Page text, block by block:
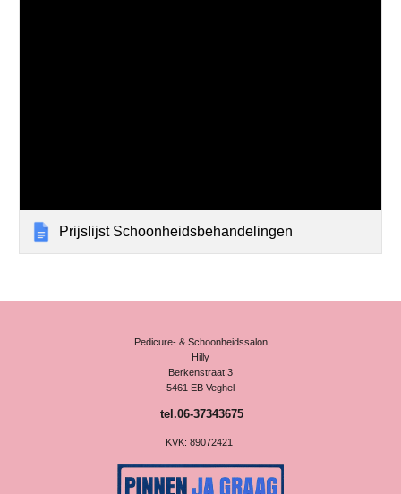
Prijslijst Schoonheidsbehandelingen
Pedicure- & Schoonheidssalon
Hilly
Berkenstraat 3
5461 EB Veghel
tel.06-37343675
KVK: 89072421